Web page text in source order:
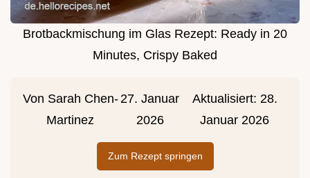
Brotbackmischung im Glas Rezept: Ready in 20
Minutes, Crispy Baked
Von Sarah Chen-
Martinez
27. Januar
2026
Aktualisiert: 28.
Januar 2026
Zum Rezept springen